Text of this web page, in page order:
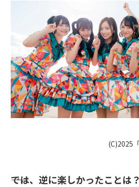
(C)2025
――では、逆に楽しかったことは？